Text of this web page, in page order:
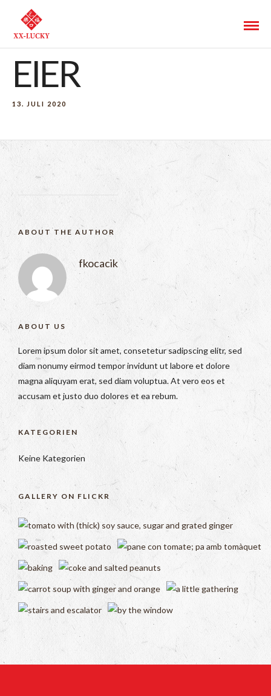
EIER
13. JULI 2020
ABOUT THE AUTHOR
fkocacik
ABOUT US
Lorem ipsum dolor sit amet, consetetur sadipscing elitr, sed
diam nonumy eirmod tempor invidunt ut labore et dolore
magna aliquyam erat, sed diam voluptua. At vero eos et
accusam et justo duo dolores et ea rebum.
KATEGORIEN
Keine Kategorien
GALLERY ON FLICKR